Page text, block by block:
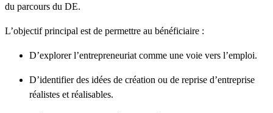
du parcours du DE.
L’objectif principal est de permettre au bénéficiaire :
D’explorer l’entrepreneuriat comme une voie vers l’emploi.
D’identifier des idées de création ou de reprise d’entreprise
réalistes et réalisables.